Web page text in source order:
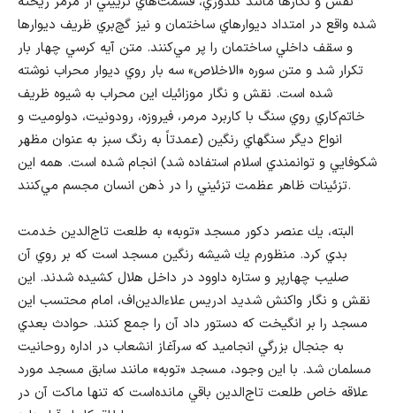
شده واقع در امتداد ديوارهاي ساختمان و نيز گچ‌بري ظريف ديوارها
و سقف داخلي ساختمان را پر مي‌كنند. متن آيه كرسي چهار بار
تكرار شد و متن سوره «الاخلاص» سه بار روي ديوار محراب نوشته
شده است. نقش و نگار موزائيك اين محراب به شيوه ظريف
خاتم‌كاري روي سنگ با كاربرد مرمر، فيروزه، رودونيت، دولوميت و
انواع ديگر سنگهاي رنگين (عمدتاً به رنگ سبز به عنوان مظهر
شكوفايي و توانمندي اسلام استفاده شد) انجام شده است. همه اين
تزئينات ظاهر عظمت تزئيني را در ذهن انسان مجسم مي‌كنند.
البته، يك عنصر دكور مسجد «توبه» به طلعت تاج‌الدين خدمت
بدي كرد. منظورم يك شيشه رنگين مسجد است كه بر روي آن
صليب چهارپر و ستاره داوود در داخل هلال كشيده شدند. اين
نقش و نگار واكنش شديد ادريس علاءالدين‌اف، امام محتسب اين
مسجد را بر انگيخت كه دستور داد آن را جمع كنند. حوادث بعدي
به جنجال بزرگي انجاميد كه سرآغاز انشعاب در اداره روحانيت
مسلمان شد. با اين وجود، مسجد «توبه» مانند سابق مسجد مورد
علاقه خاص طلعت تاج‌الدين باقي مانده‌است كه تنها ماكت آن در